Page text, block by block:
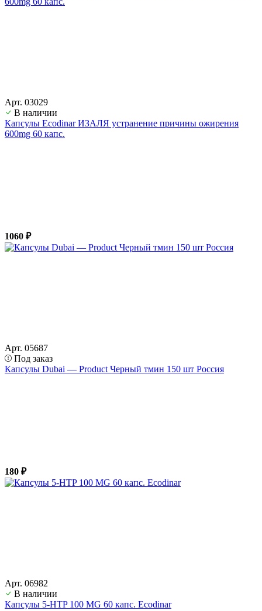
Арт. 03029
В наличии
Капсулы Ecodinar ИЗАЛЯ устранение причины ожирения
600mg 60 капс.
1060 ₽
Арт. 05687
Под заказ
Капсулы Dubai — Product Черный тмин 150 шт Россия
180 ₽
Арт. 06982
В наличии
Капсулы 5-HTP 100 MG 60 капс. Ecodinar